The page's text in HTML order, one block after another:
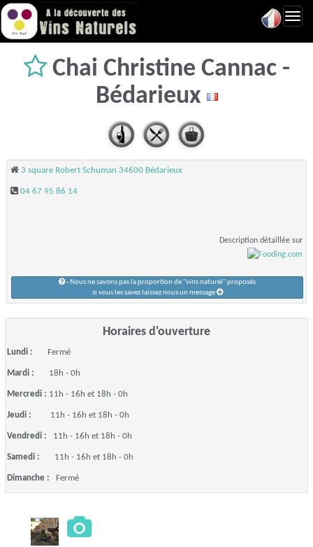
Chai Christine Cannac -
Bédarieux
3 square Robert Schuman 34600 Bédarieux
04 67 95 86 14
Description détaillée sur
- Nous ne savons pas la proportion de "vins naturel" proposés
si vous les savez laissez nous un message
Horaires d'ouverture
Lundi : Fermé
Mardi : 18h - 0h
Mercredi : 11h - 16h et 18h - 0h
Jeudi : 11h - 16h et 18h - 0h
Vendredi : 11h - 16h et 18h - 0h
Samedi : 11h - 16h et 18h - 0h
Dimanche : Fermé